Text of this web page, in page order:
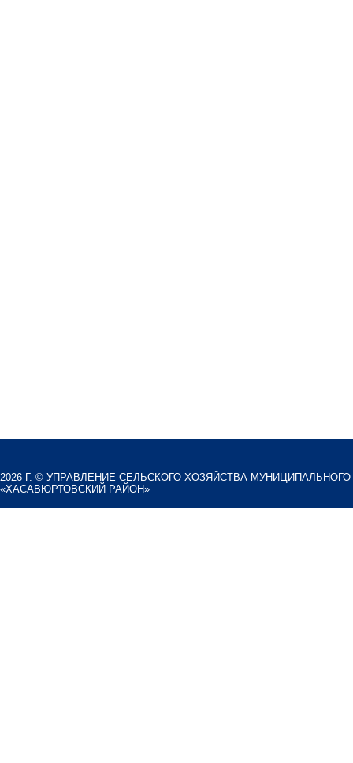
2026 Г. © УПРАВЛЕНИЕ СЕЛЬСКОГО ХОЗЯЙСТВА
«ХАСАВЮРТОВСКИЙ РАЙОН»